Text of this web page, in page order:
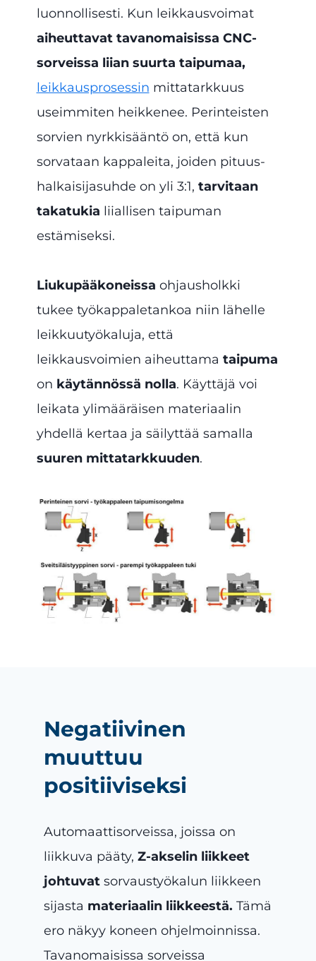
luonnollisesti. Kun leikkausvoimat
aiheuttavat tavanomaisissa CNC-
sorveissa liian suurta taipumaa,
leikkausprosessin mittatarkkuus
useimmiten heikkenee. Perinteisten
sorvien nyrkkisääntö on, että kun
sorvataan kappaleita, joiden pituus-
halkaisijasuhde on yli 3:1, tarvitaan
takatukia liiallisen taipuman
estämiseksi.
Liukupääkoneissa ohjausholkki
tukee työkappaletankoa niin lähelle
leikkuutyökaluja, että
leikkausvoimien aiheuttama taipuma
on käytännössä nolla. Käyttäjä voi
leikata ylimääräisen materiaalin
yhdellä kertaa ja säilyttää samalla
suuren mittatarkkuuden.
Negatiivinen
muuttuu
positiiviseksi
Automaattisorveissa, joissa on
liikkuva pääty, Z-akselin liikkeet
johtuvat sorvaustyökalun liikkeen
sijasta materiaalin liikkeestä. Tämä
ero näkyy koneen ohjelmoinnissa.
Tavanomaisissa sorveissa